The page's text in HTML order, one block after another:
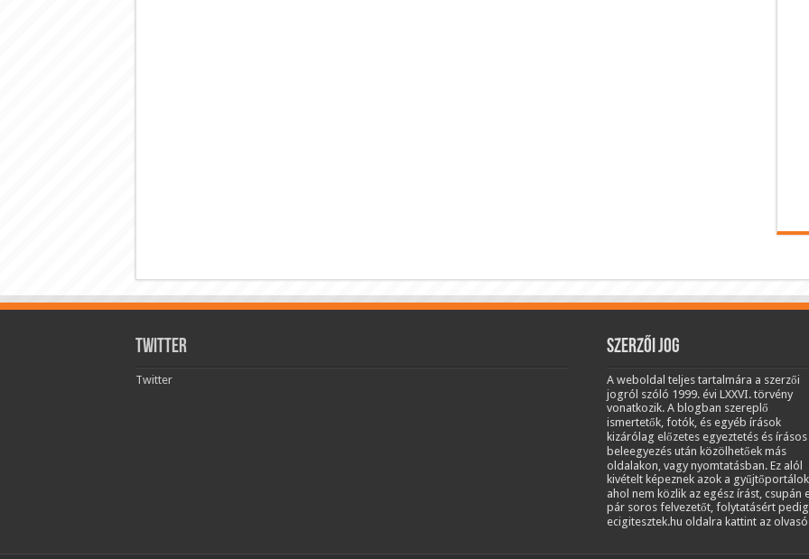
Twitter
Twitter
Szerzői jog
A weboldal teljes tartalmára a szerzői
jogról szóló 1999. évi LXXVI. törvény
vonatkozik. A blogban szereplő
ismertetők, fotók, és egyéb írások
kizárólag előzetes egyeztetés és írásos
beleegyezés után közölhetőek más
oldalakon, vagy nyomtatásban. Ez alól
kivételt képeznek azok a
ahol nem közlik az egész írást, csupán
pár soros felvezetőt, folytatásért
ecigitesztek.hu oldalra kattint az